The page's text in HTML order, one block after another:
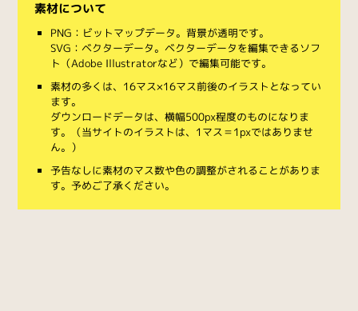
素材について
PNG：ビットマップデータ。背景が透明です。
SVG：ベクターデータ。ベクターデータを編集できるソフ
ト（Adobe Illustratorなど）で編集可能です。
素材の多くは、16マス×16マス前後のイラストとなってい
ます。
ダウンロードデータは、横幅500px程度のものになりま
す。（当サイトのイラストは、1マス＝1pxではありませ
ん。）
予告なしに素材のマス数や色の調整がされることがありま
す。予めご了承ください。